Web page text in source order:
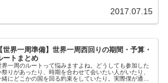
2017.07.15
【世界一周準備】世界一周西回りの期間・予算・
ートまとめ
界一周のルートって悩みますよね。どうしても参加した
祭りがあったり、時期を合わせて会いたい人がいたり、
緒にどこかの国を回る約束をしていたり。実際僕が通っ